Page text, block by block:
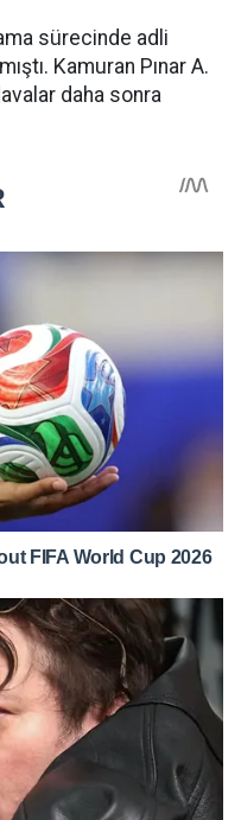
sürecinde adli
Kamuran Pınar A.
daha sonra